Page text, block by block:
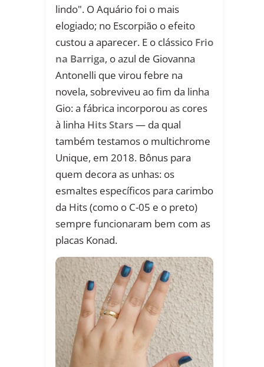
lindo". O Aquário foi o mais
elogiado; no Escorpião o efeito
custou a aparecer. E o clássico Frio
na Barriga, o azul de Giovanna
Antonelli que virou febre na
novela, sobreviveu ao fim da linha
Gio: a fábrica incorporou as cores
à linha Hits Stars— da qual
também testamos o multichrome
Unique, em 2018. Bônus para
quem decora as unhas: os
esmaltes específicos para carimbo
da Hits (como o C-05 e o preto)
sempre funcionaram bem com as
placas Konad.